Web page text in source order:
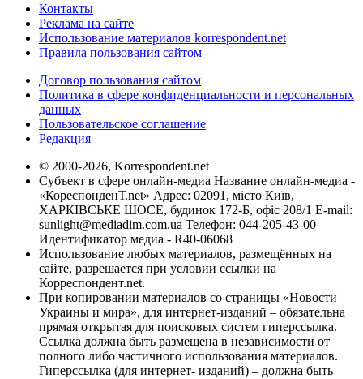
Контакты
Реклама на сайте
Использование материалов korrespondent.net
Правила пользования сайтом
Договор пользования сайтом
Политика в сфере конфиденциальности и персональных
данных
Пользовательское соглашение
Редакция
© 2000-2026, Korrespondent.net
Субъект в сфере онлайн-медиа Название онлайн-медиа -
«КореспонденТ.net» Адрес: 02091, місто Київ,
ХАРКІВСЬКЕ ШОСЕ, будинок 172-Б, офіс 208/1 E-mail:
sunlight@mediadim.com.ua Телефон: 044-205-43-00
Идентификатор медиа - R40-06068
Использование любых материалов, размещённых на
сайте, разрешается при условии ссылки на
Корреспондент.net.
При копировании материалов со страницы «Новости
Украины и мира», для интернет-изданий – обязательна
прямая открытая для поисковых систем гиперссылка.
Ссылка должна быть размещена в независимости от
полного либо частичного использования материалов.
Гиперссылка (для интернет- изданий) – должна быть